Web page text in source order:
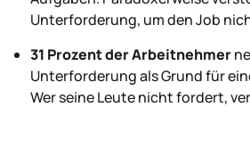
Unterforderung, um den Job
31 Prozent der Arbeitnehmer
Unterforderung als Grund für
Wer seine Leute nicht fordert,